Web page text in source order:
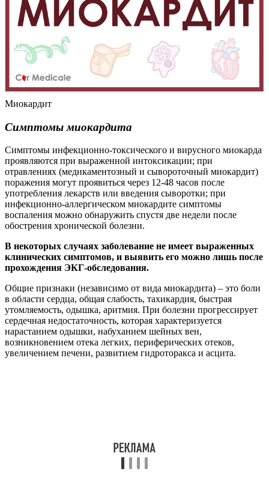
Миокардит
Симптомы миокардита
Симптомы инфекционно-токсического и вирусного миокарда
проявляются при выраженной интоксикации; при
отравлениях (медикаментозный и сывороточный миокардит)
поражения могут проявиться через 12-48 часов после
употребления лекарств или введения сыворотки; при
инфекционно-аллергическом миокардите симптомы
воспаления можно обнаружить спустя две недели после
обострения хронической болезни.
В некоторых случаях заболевание не имеет выраженных
клинических симптомов, и выявить его можно лишь после
прохождения ЭКГ-обследования.
Общие признаки (независимо от вида миокардита) – это боли
в области сердца, общая слабость, тахикардия, быстрая
утомляемость, одышка, аритмия. При болезни прогрессирует
сердечная недостаточность, которая характеризуется
нарастанием одышки, набуханием шейных вен,
возникновением отека легких, периферических отеков,
увеличением печени, развитием гидроторакса и асцита.